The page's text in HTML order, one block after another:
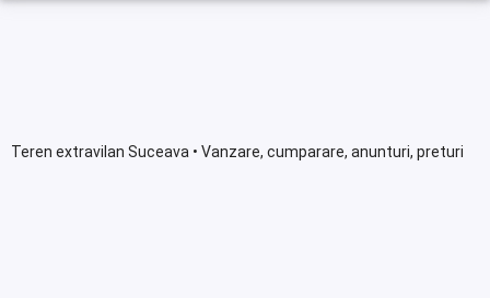
Teren extravilan Suceava • Vanzare, cumparare, anunturi, preturi